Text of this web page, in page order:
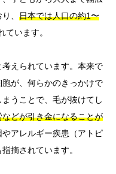
、 日本では人口の約1〜
ています。
考えられています。本来で
が、何らかのきっかけで
うことで、毛が抜けてし
どが引き金になることが
アレルギー疾患（アトピ
摘されています。